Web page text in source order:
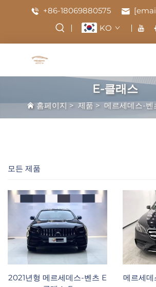
+86-18069880575
KO
E-클래스
홈페이지 > 제품 > 메르세데스-벤
모든 제품
2021년형 메르세데스-벤츠 E
메르세